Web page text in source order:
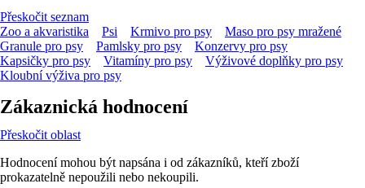
Přeskočit seznam
Zoo a akvaristika
Psi Krmivo pro psy
Maso pro psy mražené
Granule pro psy
Pamlsky pro psy
Konzervy pro psy
Kapsičky pro psy
Vitamíny pro psy
Výživové doplňky pro psy
Kloubní výživa pro psy
Zákaznická hodnocení
Přeskočit oblast
Hodnocení mohou být napsána i od zákazníků, kteří zboží
prokazatelně nepoužili nebo nekoupili.